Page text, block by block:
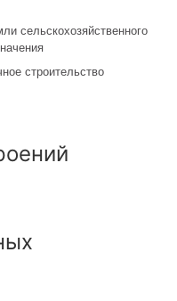
сельскохозяйственного
строительство